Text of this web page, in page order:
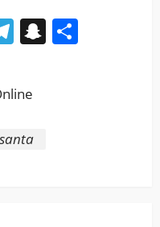
Telegram
Snapchat